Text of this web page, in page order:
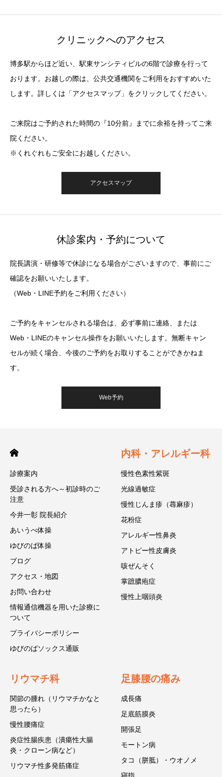
クリニックへのアクセス
博多駅からほど近い、駅東サンシティビルの6階で診療を行って
おります。お越しの際は、公共交通機関をご利用をおすすめいた
します。詳しくは「アクセスマップ」をクリックしてください。
ご来院はご予約された時間の『10分前』までに余裕を持ってご来
院ください。
※くれぐれもご安全にお越しください。
アクセスマップ
休診案内・予約について
院長講演・研修等で休診になる場合がございますので、事前にご
確認をお願いいたします。
（Web・LINE予約をご利用ください）
ご予約をキャンセルされる場合は、必ず事前に連絡、または
Web・LINEのキャンセル操作をお願いいたします。無断キャン
セルが続く場合、今後のご予約をお取りすることができかねま
す。
Web予約
診療案内
受診される方へ～初診時のご
注意
今井一彰 院長紹介
あいうべ体操
ゆびのば体操
ブログ
アクセス・地図
お問い合わせ
情報通信機器を用いた診療に
ついて
プライバシーポリシー
ゆびのばソックス通販
内科・アレルギー科
慢性色素性紫斑
光線過敏症
慢性じんま疹（蕁麻疹）
花粉症
アレルギー性鼻炎
アトピー性皮膚炎
咳ぜんそく
掌蹠膿疱症
慢性上咽頭炎
リウマチ科
関節の腫れ（リウマチかなと
思ったら）
慢性腰痛症
炎症性腸疾患（潰瘍性大腸
炎・クローン病など）
リウマチ性多発筋痛症
足膝腰の痛み
成長痛
足底筋膜炎
開張足
モートン病
タコ（胼胝）・ウオノメ